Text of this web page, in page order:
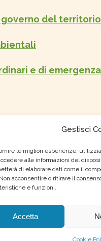
Gestisci
le migliori esperienze,
alle informazioni del
di elaborare dati come il
acconsentire o ritirare il
e funzioni.
Accetta
Cookie
governo del territorio
e di emergenza
P.zza Rocca, 1
Tel. 0363 901 455 ,